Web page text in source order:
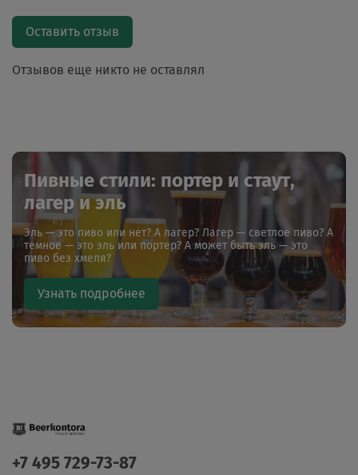
Отзывов еще никто не оставлял
Оставить отзыв
Пивные стили: портер и стаут,
лагер и эль
Эль — это пиво или нет? А лагер? Лагер — светлое пиво? А
темное — это эль или портер? А может быть эль — это
пиво без хмеля?
Узнать подробнее
+7 495 729-73-87